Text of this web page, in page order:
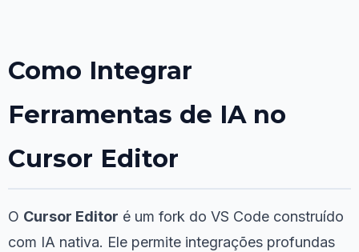
Como Integrar
Ferramentas de IA no
Cursor Editor
O Cursor Editor é um fork do VS Code construído
com IA nativa. Ele permite integrações profundas